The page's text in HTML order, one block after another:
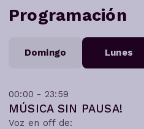
Programación
Domingo Lunes
00:00 - 23:59
MÚSICA SIN PAUSA!
Voz en off de: